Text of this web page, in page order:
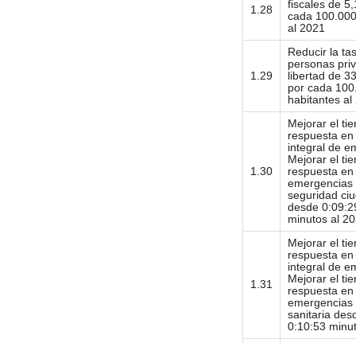
1.28
fiscales de
cada
al 2021
1.29
Reducir la
personas
libertad de
por cada
habitantes al
1.30
Mejorar el
respuesta
integral de
Mejorar el
respuesta en
emergencias
seguridad
desde
minutos al
1.31
Mejorar el
respuesta
integral de
Mejorar el
respuesta en
sanitaria
0:10:53